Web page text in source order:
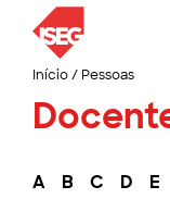
Início/ Pessoas
A B C D E